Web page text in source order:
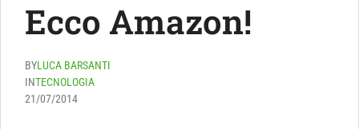
Ecco Amazon!
BYLUCA BARSANTI
INTECNOLOGIA
21/07/2014